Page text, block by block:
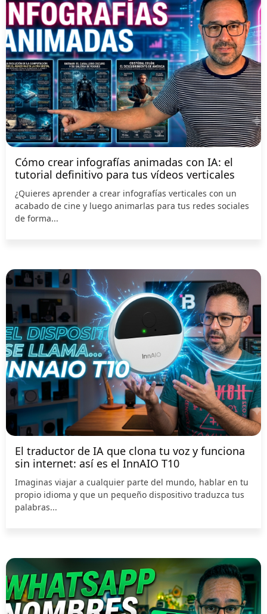
Cómo crear infografías animadas con IA: el
tutorial definitivo para tus vídeos verticales
¿Quieres aprender a crear infografías verticales con un
acabado de cine y luego animarlas para tus redes sociales
de forma...
El traductor de IA que clona tu voz y funciona
sin internet: así es el InnAIO T10
Imaginas viajar a cualquier parte del mundo, hablar en tu
propio idioma y que un pequeño dispositivo traduzca tus
palabras...